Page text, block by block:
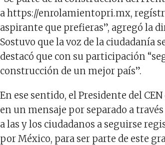
a https://enrolamientopri.mx,
aspirante que prefieras”, agregó la
Sostuvo que la voz de la ciudadanía
destacó que con su participación
construcción de un mejor país”.
En ese sentido, el Presidente del
en un mensaje por separado a
a las y los ciudadanos a seguirse
por México, para ser parte de este